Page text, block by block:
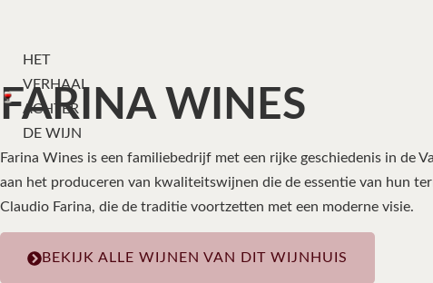
HET
VERHAAL
ACHTER
DE WIJN
FARINA WINES
Farina Wines is een familiebedrijf met een rijke geschiedenis in de
aan het produceren van kwaliteitswijnen die de essentie van hun
Claudio Farina, die de traditie voortzetten met een moderne visie.
BEKIJK ALLE WIJNEN VAN DIT WIJNHUIS